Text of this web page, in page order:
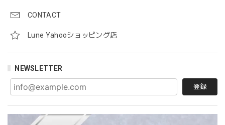
CONTACT
Lune Yahooショッピング店
NEWSLETTER
登録